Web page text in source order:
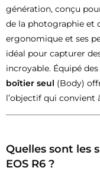
génération, conçu
de la photographie et
ergonomique et ses
idéal pour capturer
incroyable. Équipé
boîtier seul (Body)
l’objectif qui convient
Quelles sont les
EOS R6 ?